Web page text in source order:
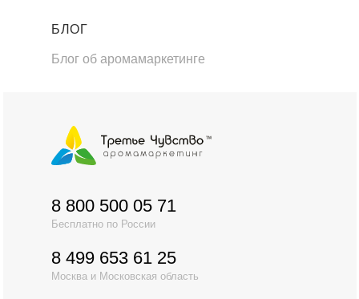
8 800 500 05 71
Бесплатно по России
8 499 653 61 25
Москва и Московская область
БЛОГ
Блог об аромамаркетинге